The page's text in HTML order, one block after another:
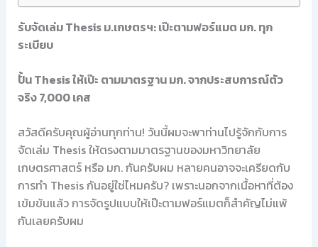
รับจัดเล่ม Thesis ม.เกษตรฯ: เป๊ะตามฟอร์แมต มก. ทุก
ระเบียบ
ปั้น Thesis ให้เป๊ะ ตามมาตรฐาน มก. จากประสบการณ์ตัว
จริง 7,000 เคส
สวัสดีครับคุณผู้อ่านทุกท่าน! วันนี้ผมจะพาท่านไปรู้จักกับการ
จัดเล่ม Thesis ให้ตรงตามมาตรฐานของมหาวิทยาลัย
เกษตรศาสตร์ หรือ มก. กันครับผม หลายคนอาจจะเครียดกับ
การทำ Thesis กันอยู่ใช่ไหมครับ? เพราะนอกจากเนื้อหาที่ต้อง
เข้มข้นแล้ว การจัดรูปแบบให้เป๊ะตามฟอร์แมตก็สำคัญไม่แพ้
กันเลยครับผม